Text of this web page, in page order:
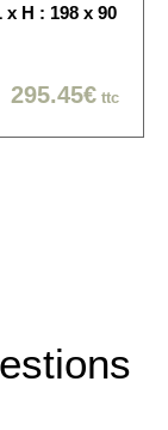
H : 198 x 90
295.45€ ttc